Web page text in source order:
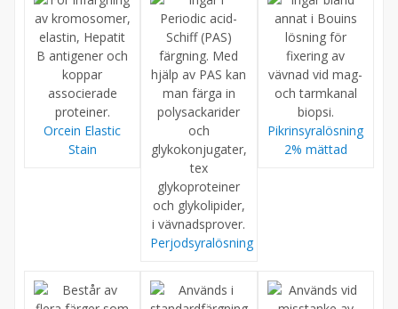
Orcein Elastic
Stain
Perjodsyralösning
Pikrinsyralösning
2% mättad